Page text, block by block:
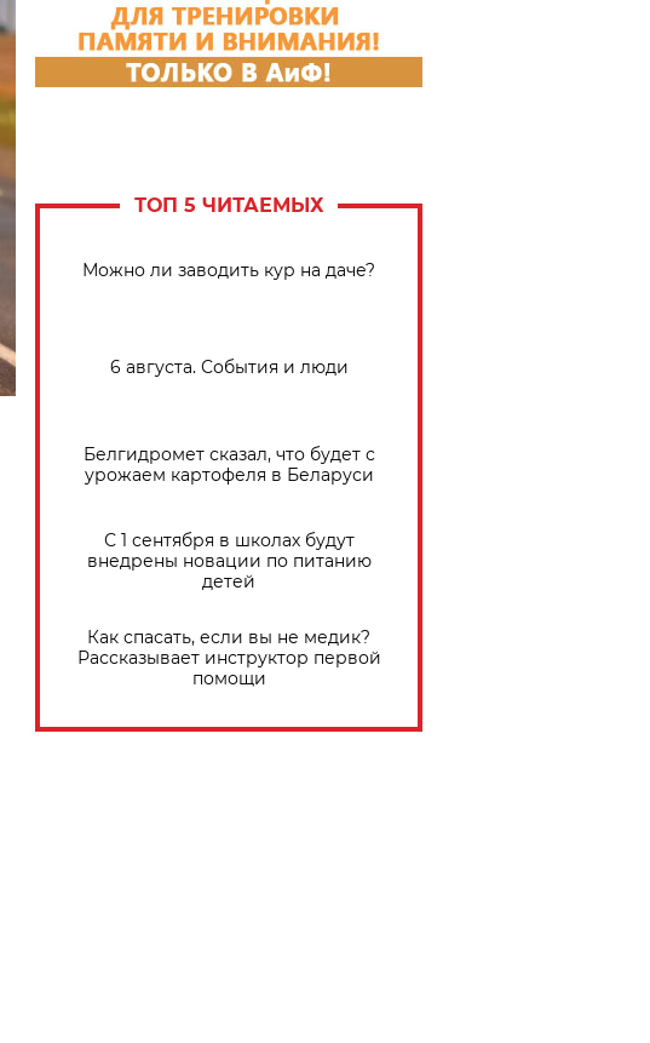
ТОП 5 ЧИТАЕМЫХ
Можно ли заводить кур на даче?
6 августа. События и люди
Белгидромет сказал, что будет с
урожаем картофеля в Беларуси
С 1 сентября в школах будут
внедрены новации по питанию
детей
Как спасать, если вы не медик?
Рассказывает инструктор первой
помощи